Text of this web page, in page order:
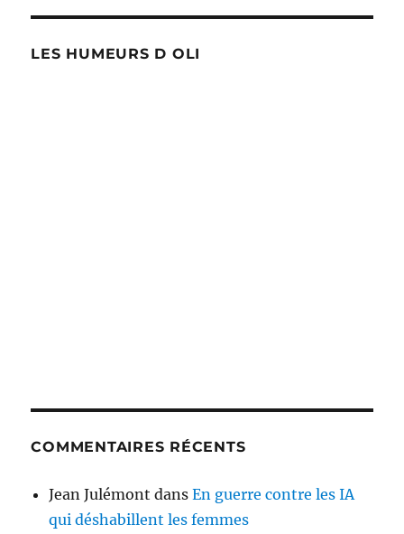
LES HUMEURS D OLI
COMMENTAIRES RÉCENTS
Jean Julémont dansEn guerre contre les IA
qui déshabillent les femmes